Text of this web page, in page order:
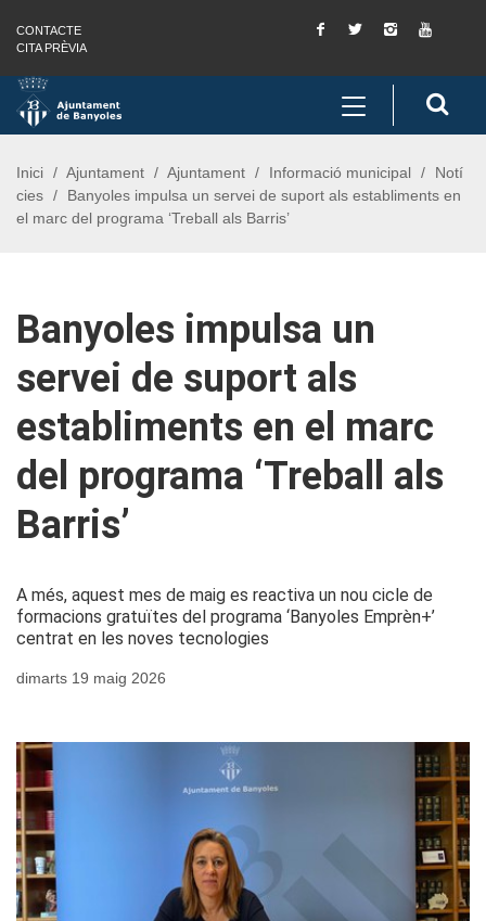
Saltar al contingut
Saltar a la navegació
Informació de contacte
CONTACTE
CITA PRÈVIA
Facebook
Twitter Instagram
Toggle
navigation
Inici Ajuntament Ajuntament Informació municipal
Notí
cies
Banyoles impulsa un servei de suport als establiments en
el marc del programa ‘Treball als Barris’
Banyoles impulsa un
servei de suport als
establiments en el marc
del programa ‘Treball als
Barris’
A més, aquest mes de maig es reactiva un nou cicle de
formacions gratuïtes del programa ‘Banyoles Emprèn+’
centrat en les noves tecnologies
dimarts 19 maig 2026